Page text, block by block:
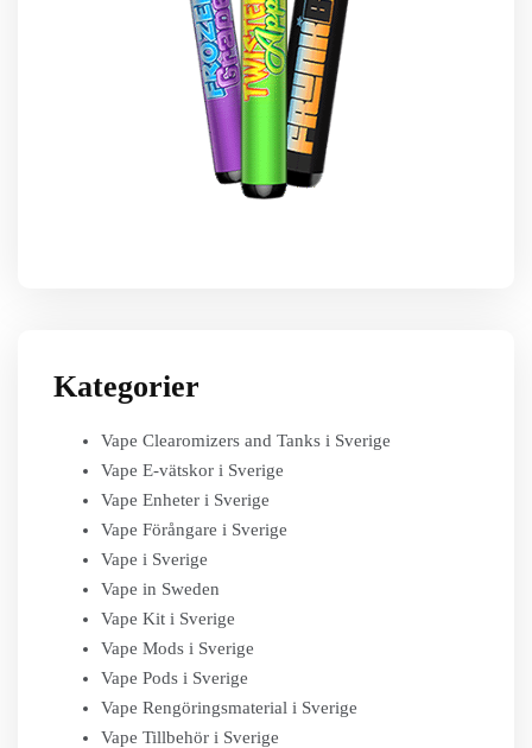
Kategorier
Vape Clearomizers and Tanks i Sverige
Vape E-vätskor i Sverige
Vape Enheter i Sverige
Vape Förångare i Sverige
Vape i Sverige
Vape in Sweden
Vape Kit i Sverige
Vape Mods i Sverige
Vape Pods i Sverige
Vape Rengöringsmaterial i Sverige
Vape Tillbehör i Sverige